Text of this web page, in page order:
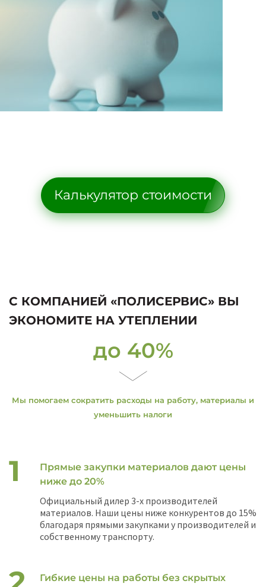
Калькулятор стоимости
С КОМПАНИЕЙ «ПОЛИСЕРВИС» ВЫ
ЭКОНОМИТЕ НА УТЕПЛЕНИИ
до 40%
Мы помогаем сократить расходы на работу, материалы и
уменьшить налоги
Прямые закупки материалов дают цены
ниже до 20%
Официальный дилер 3-х производителей
материалов. Наши цены ниже конкурентов до 15%
благодаря прямыми закупками у производителей и
собственному транспорту.
Гибкие цены на работы без скрытых